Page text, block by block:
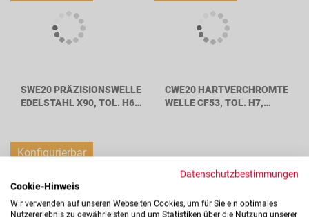
SWE20 PRÄZISIONSWELLE
EDELSTAHL X90, TOL. H6,
CWE20 HARTVERCHROMTE
WELLE CF53, TOL. H7,
Konfigurierbar
Datenschutzbestimmungen
Cookie-Hinweis
Wir verwenden auf unseren Webseiten Cookies, um für Sie ein optimales
Nutzererlebnis zu gewährleisten und um Statistiken über die Nutzung unserer